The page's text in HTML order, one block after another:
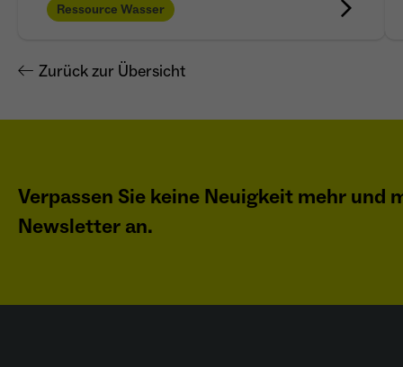
Ressource Wasser
Zurück zur Übersicht
Verpassen Sie keine Neuigkeit mehr und
Newsletter an.